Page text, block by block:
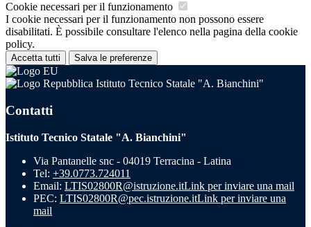
Cookie necessari per il funzionamento
I cookie necessari per il funzionamento non possono essere
disabilitati. È possibile consultare l'elenco nella pagina della cookie
policy.
Accetta tutti Salva le preferenze
Istituto Tecnico Statale "A. Bianchini"
Contatti
Istituto Tecnico Statale "A. Bianchini"
Via Pantanelle snc - 04019 Terracina - Latina
Tel: +39.0773.724011
Email: LTIS02800R@istruzione.itLink per inviare una mail
PEC: LTIS02800R@pec.istruzione.itLink per inviare una
mail